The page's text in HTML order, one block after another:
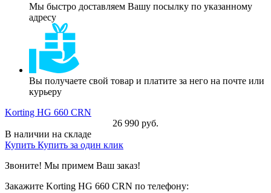
Мы быстро доставляем Вашу посылку по указанному
адресу
Вы получаете свой товар и платите за него на почте или
курьеру
Korting HG 660 CRN
26 990 руб.
В наличии на складе
Купить Купить за один клик
Звоните! Мы примем Ваш заказ!
Закажите Korting HG 660 CRN по телефону: